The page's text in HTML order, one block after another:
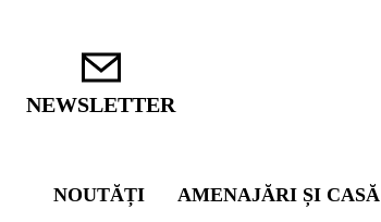
NEWSLETTER
NOUTĂȚI AMENAJĂRI ȘI CASĂ